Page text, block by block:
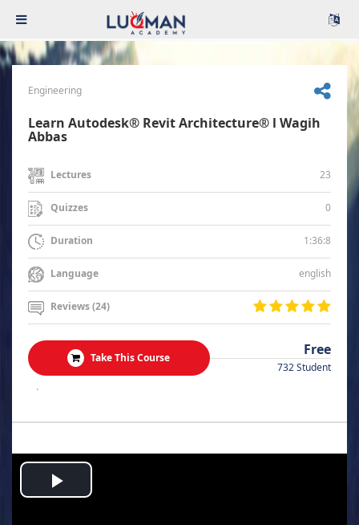
Engineering
Learn Autodesk® Revit Architecture® l Wagih
Abbas
Lectures 23
Quizzes 0
Duration 1:36:8
Language english
Reviews (24)
Take This Course Free
732 Student
.
Play